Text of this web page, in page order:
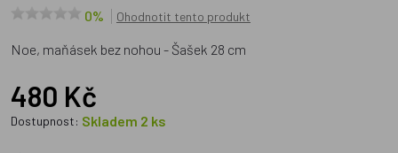
0% Ohodnotit tento produkt
Noe, maňásek bez nohou - Šašek 28 cm
480 Kč
Dostupnost: Skladem 2 ks